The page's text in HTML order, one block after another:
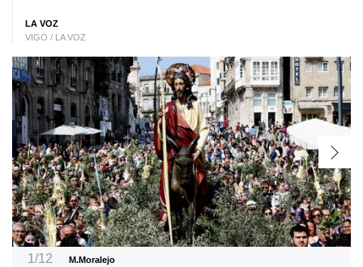
LA VOZ
VIGO / LA VOZ
1/12 M.Moralejo